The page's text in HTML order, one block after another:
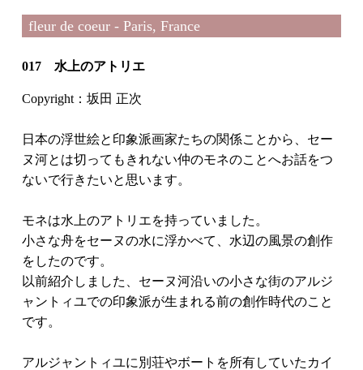
fleur de coeur - Paris, France
017 水上のアトリエ
Copyright：坂田 正次
日本の浮世絵と印象派画家たちの関係ことから、セー
ヌ河とは切ってもきれない仲のモネのことへお話をつ
ないで行きたいと思います。
モネは水上のアトリエを持っていました。
小さな舟をセーヌの水に浮かべて、水辺の風景の創作
をしたのです。
以前紹介しました、セーヌ河沿いの小さな街のアルジ
ャントィユでの印象派が生まれる前の創作時代のこと
です。
アルジャントィユに別荘やボートを所有していたカイ